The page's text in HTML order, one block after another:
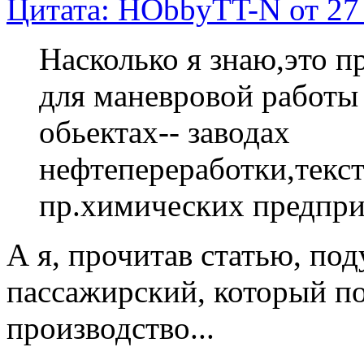
Цитата: HObbyTT-N от
Насколько я знаю,это
для маневровой
обьектах-- заводах
пр.химических
А я, прочитав статью,
пассажирский, который
производство...